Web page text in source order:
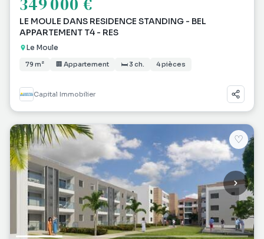
LE MOULE DANS RESIDENCE STANDING - BEL
APPARTEMENT T4 - RES
Le Moule
79 m² 🏢 Appartement 🛏 3 ch. 4 pièces
Capital Immobilier
♡